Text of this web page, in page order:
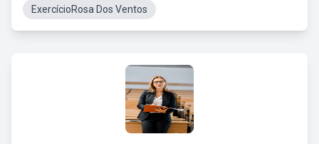
ExercícioRosa Dos Ventos